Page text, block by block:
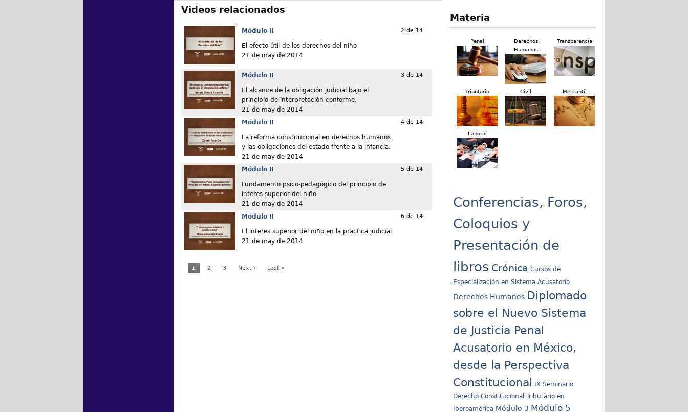
Videos relacionados
Módulo II
El efecto útil de los derechos del niño
21 de may de 2014
2 de 14
Módulo II
El alcance de la obligación judicial bajo el
principio de interpretación conforme.
21 de may de 2014
3 de 14
Módulo II
La reforma constitucional en derechos humanos
y las obligaciones del estado frente a la infancia.
21 de may de 2014
4 de 14
Módulo II
Fundamento psico-pedagógico del principio de
interes superior del niño
21 de may de 2014
5 de 14
Módulo II
El interes superior del niño en la practica judicial
21 de may de 2014
6 de 14
1 2 3 Next › Last »
Materia
Penal
Derechos
Humanos
Transparencia
Tributario Civil Mercantil
Laboral
Conferencias, Foros,
Coloquios y
Presentación de
libros Crónica Cursos de
Especialización en Sistema Acusatorio
Derechos Humanos Diplomado
sobre el Nuevo Sistema
de Justicia Penal
Acusatorio en México,
desde la Perspectiva
Constitucional
IX Seminario
Derecho Constitucional Tributario en
Iberoamérica Módulo 3 Módulo 5